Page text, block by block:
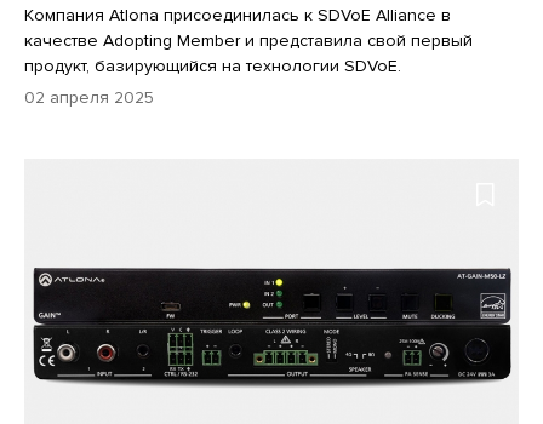
Компания Atlona присоединилась к SDVoE Alliance в
качестве Adopting Member и представила свой первый
продукт, базирующийся на технологии SDVoE.
02 апреля 2025